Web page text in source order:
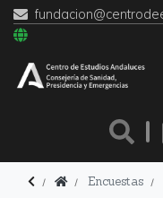
Encuestas